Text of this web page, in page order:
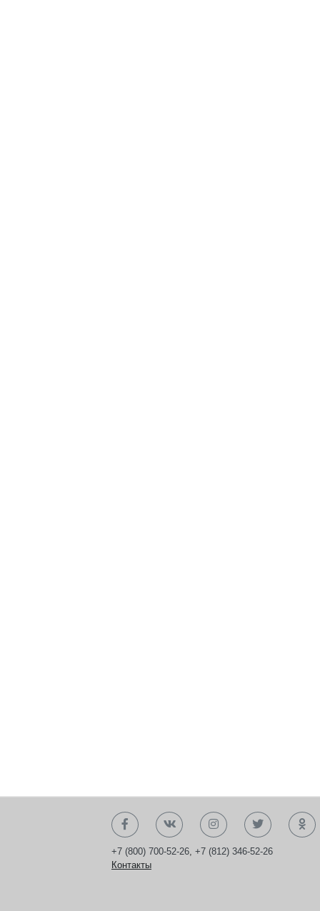
+7 (800) 700-52-26, +7 (812) 346-52-26
Контакты